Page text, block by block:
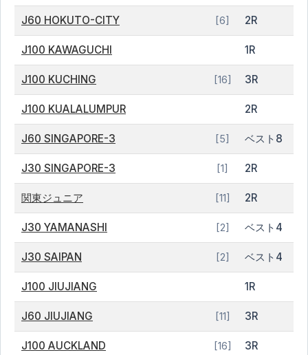
J60 HOKUTO-CITY [6] 2R
J100 KAWAGUCHI 1R
J100 KUCHING [16] 3R
J100 KUALALUMPUR 2R
J60 SINGAPORE-3 [5] ベスト8
J30 SINGAPORE-3 [1] 2R
関東ジュニア [11] 2R
J30 YAMANASHI [2] ベスト4
J30 SAIPAN [2] ベスト4
J100 JIUJIANG 1R
J60 JIUJIANG [11] 3R
J100 AUCKLAND [16] 3R